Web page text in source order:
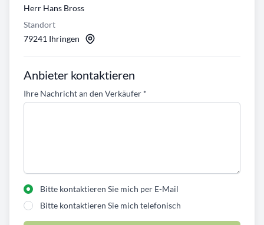
Herr Hans Bross
Standort
79241 Ihringen
Anbieter kontaktieren
Ihre Nachricht an den Verkäufer *
Bitte kontaktieren Sie mich per E-Mail
Bitte kontaktieren Sie mich telefonisch